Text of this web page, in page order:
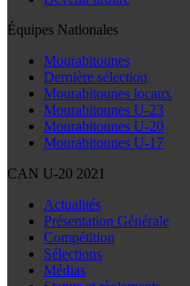
Équipes Nationales
Mourabitounes
Dernière sélection
Mourabitounes locaux
Mourabitounes U-23
Mourabitounes U-20
Mourabitounes U-17
CAN U-20 2021
Actualités
Présentation Générale
Compétition
Sélections
Médias